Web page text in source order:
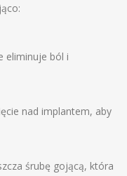
eliminuje ból i
nad implantem, aby
śrubę gojącą, która